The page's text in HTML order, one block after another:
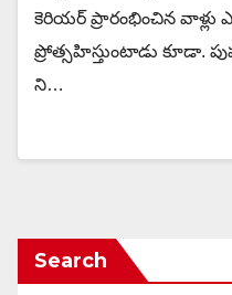
కెరియర్ ప్రారంభించిన
ప్రోత్సహిస్తుంటాడు కూడా.
ని…
Search